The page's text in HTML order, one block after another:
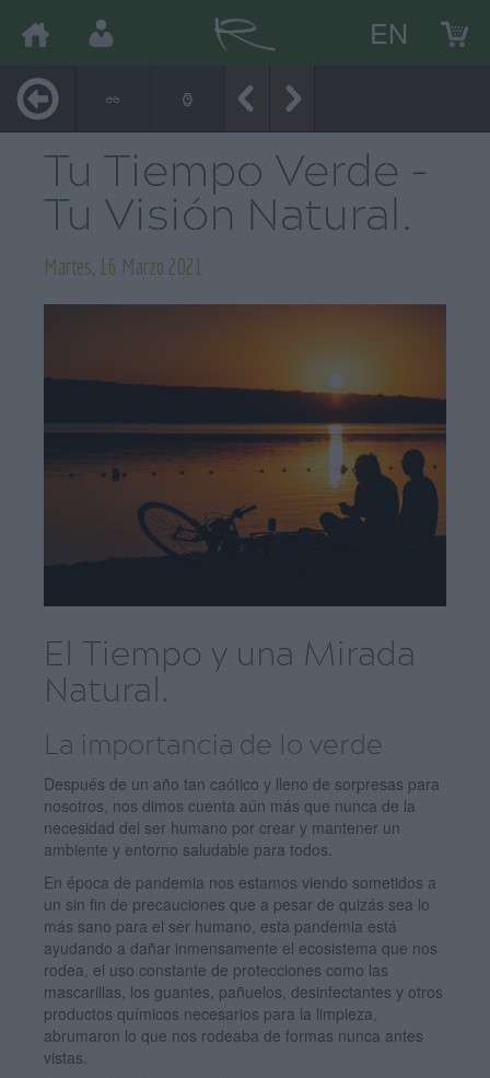
EN
Tu Tiempo Verde -
Tu Visión Natural.
Martes, 16 Marzo 2021
El Tiempo y una Mirada
Natural.
La importancia de lo verde
Después de un año tan caótico y lleno de sorpresas para
nosotros, nos dimos cuenta aún más que nunca de la
necesidad del ser humano por crear y mantener un
ambiente y entorno saludable para todos.
En época de pandemia nos estamos viendo sometidos a
un sin fin de precauciones que a pesar de quizás sea lo
más sano para el ser humano, esta pandemia está
ayudando a dañar inmensamente el ecosistema que nos
rodea, el uso constante de protecciones como las
mascarillas, los guantes, pañuelos, desinfectantes y otros
productos químicos necesarios para la limpieza,
abrumaron lo que nos rodeaba de formas nunca antes
vistas.